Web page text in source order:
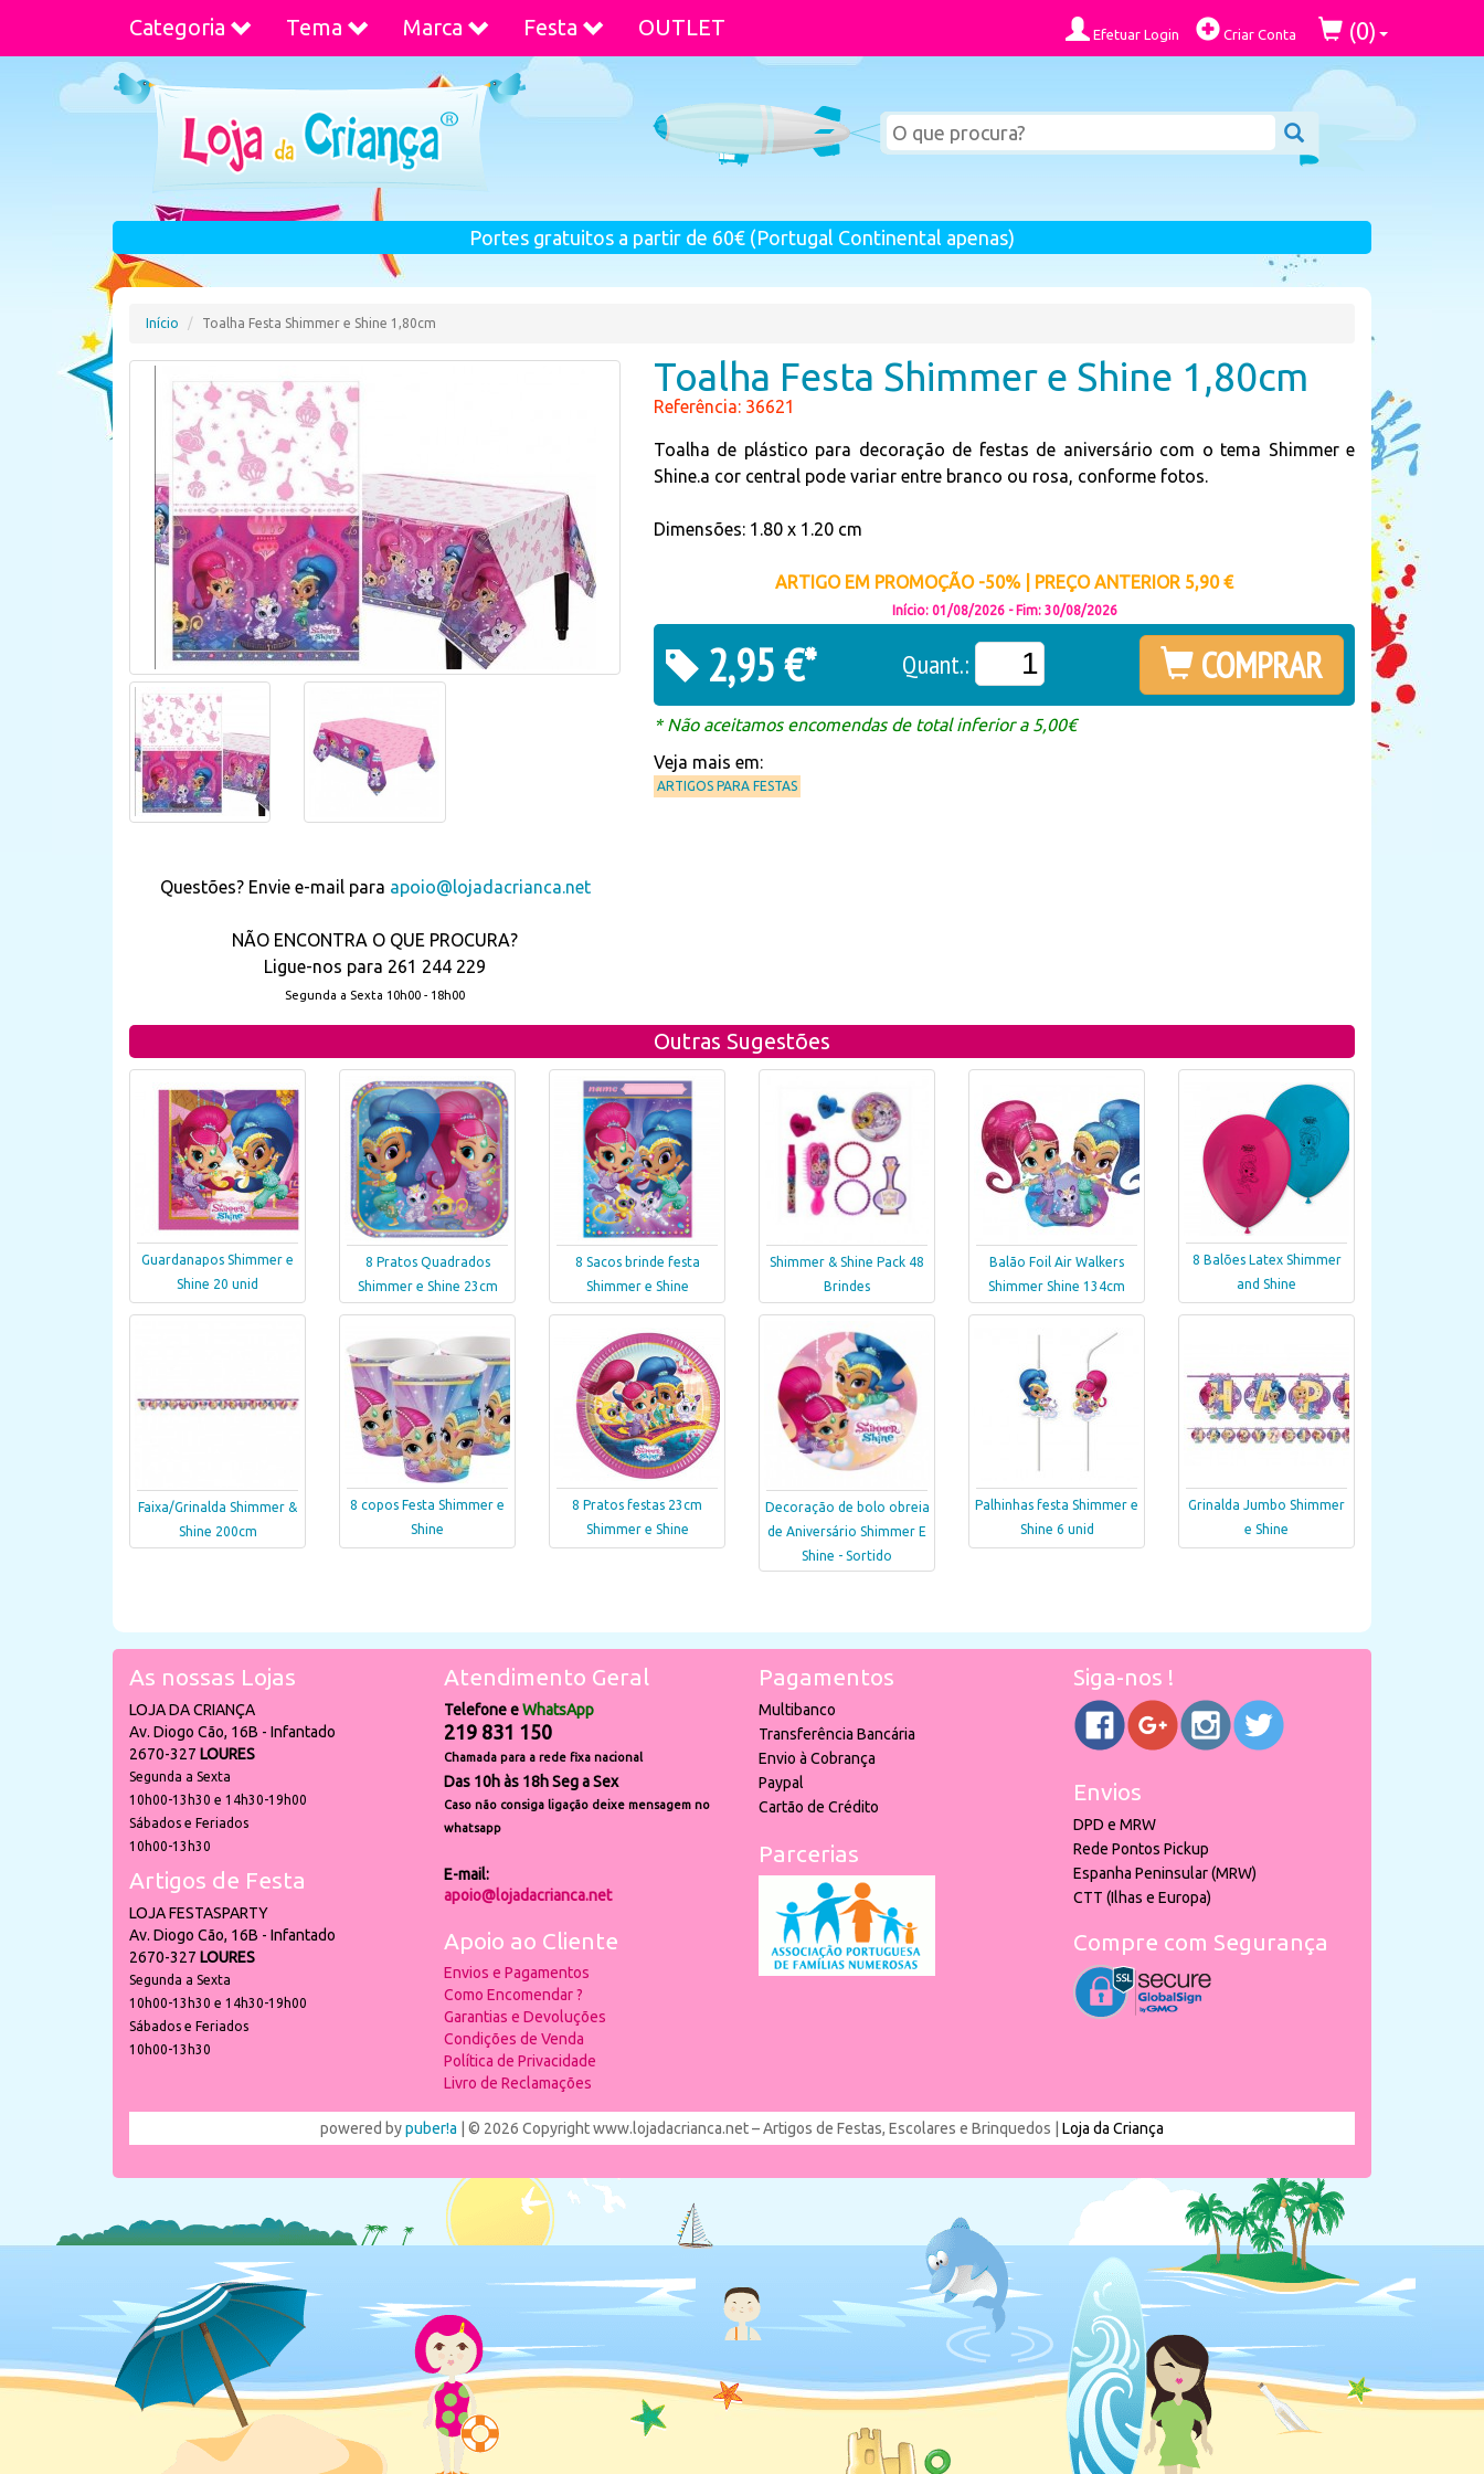
Categoria Tema Marca Festa OUTLET Efetuar Login Criar Conta (0)
Portes gratuitos a partir de 60€ (Portugal Continental apenas)
Início Toalha Festa Shimmer e Shine 1,80cm
Questões? Envie e-mail para apoio@lojadacrianca.net
NÃO ENCONTRA O QUE PROCURA?
Ligue-nos para 261 244 229
Segunda a Sexta 10h00 - 18h00
Toalha Festa Shimmer e Shine 1,80cm
Referência: 36621
Toalha de plástico para decoração de festas de aniversário com o tema Shimmer e
Shine.a cor central pode variar entre branco ou rosa, conforme fotos.
Dimensões: 1.80 x 1.20 cm
ARTIGO EM PROMOÇÃO -50% | PREÇO ANTERIOR 5,90 €
Início: 01/08/2026 - Fim: 30/08/2026
2,95 €* Quant.: COMPRAR
* Não aceitamos encomendas de total inferior a 5,00€
Veja mais em:
ARTIGOS PARA FESTAS
Outras Sugestões
Guardanapos Shimmer e
Shine 20 unid
8 Pratos Quadrados
Shimmer e Shine 23cm
8 Sacos brinde festa
Shimmer e Shine
Shimmer & Shine Pack 48
Brindes
Balão Foil Air Walkers
Shimmer Shine 134cm
8 Balões Latex Shimmer
and Shine
Faixa/Grinalda Shimmer &
Shine 200cm
8 copos Festa Shimmer e
Shine
8 Pratos festas 23cm
Shimmer e Shine
Decoração de bolo obreia
de Aniversário Shimmer E
Shine - Sortido
Palhinhas festa Shimmer e
Shine 6 unid
Grinalda Jumbo Shimmer
e Shine
As nossas Lojas
LOJA DA CRIANÇA
Av. Diogo Cão, 16B - Infantado
2670-327 LOURES
Segunda a Sexta
10h00-13h30 e 14h30-19h00
Sábados e Feriados
10h00-13h30
Artigos de Festa
LOJA FESTASPARTY
Av. Diogo Cão, 16B - Infantado
2670-327 LOURES
Segunda a Sexta
10h00-13h30 e 14h30-19h00
Sábados e Feriados
10h00-13h30
Atendimento Geral
Telefone eWhatsApp
219 831 150
Chamada para a rede fixa nacional
Das 10h às 18h Seg a Sex
Caso não consiga ligação deixe mensagem no
whatsapp
E-mail:
apoio@lojadacrianca.net
Apoio ao Cliente
Envios e Pagamentos
Como Encomendar ?
Garantias e Devoluções
Condições de Venda
Política de Privacidade
Livro de Reclamações
Pagamentos
Multibanco
Transferência Bancária
Envio à Cobrança
Paypal
Cartão de Crédito
Parcerias
Siga-nos !
Envios
DPD e MRW
Rede Pontos Pickup
Espanha Peninsular (MRW)
CTT (Ilhas e Europa)
Compre com Segurança
powered bypuber!a | © 2026 Copyright www.lojadacrianca.net – Artigos de Festas, Escolares e Brinquedos | Loja da Criança